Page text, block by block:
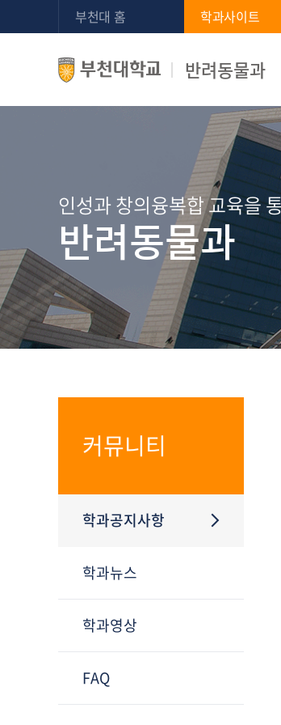
부천대 홈 학과사이트
반려동물과
인성과 창의융복합 교육을
반려동물과
커뮤니티
학과공지사항
학과뉴스
학과영상
FAQ